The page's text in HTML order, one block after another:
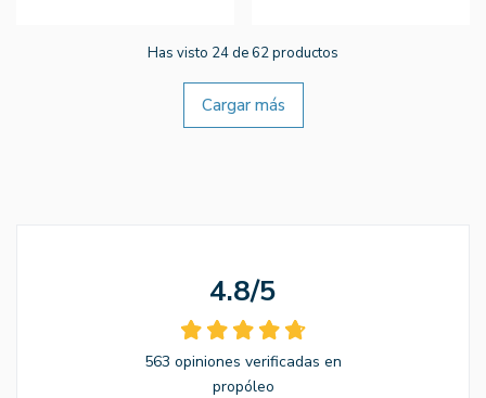
Has visto 24 de 62 productos
Cargar más
4.8/5
563 opiniones verificadas en
propóleo